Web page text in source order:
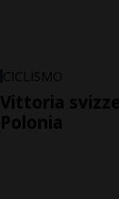
CICLISMO
Vittoria
Polonia